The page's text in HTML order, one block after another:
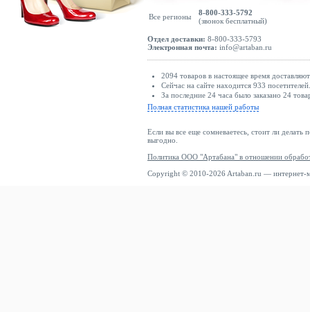
Все регионы
8-800-333-5792
(звонок бесплатный)
Отдел доставки: 8-800-333-5793
Электронная почта: info@artaban.ru
2094 товаров в настоящее время
Сейчас на сайте находится 933 посетителей.
За последние 24 часа было заказано 24
Полная статистика нашей работы
Если вы все еще сомневаетесь, стоит ли делать
выгодно.
Политика ООО "Артабана" в отношении
Copyright © 2010-2026 Artaban.ru — интернет-